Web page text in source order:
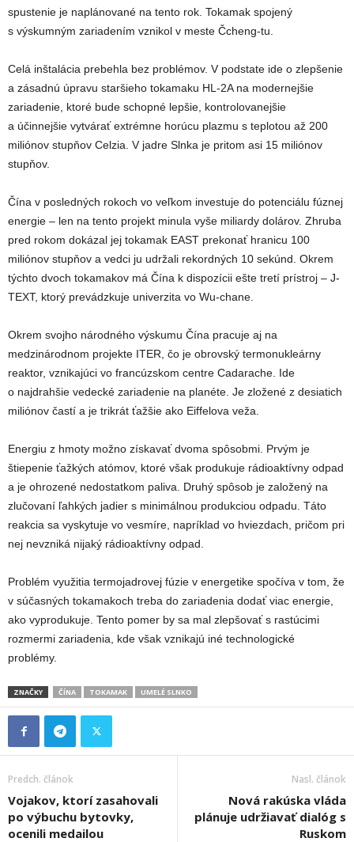
spustenie je naplánované na tento rok. Tokamak spojený
s výskumným zariadením vznikol v meste Čcheng-tu.
Celá inštalácia prebehla bez problémov. V podstate ide o zlepšenie
a zásadnú úpravu staršieho tokamaku HL-2A na modernejšie
zariadenie, ktoré bude schopné lepšie, kontrolovanejšie
a účinnejšie vytvárať extrémne horúcu plazmu s teplotou až 200
miliónov stupňov Celzia. V jadre Slnka je pritom asi 15 miliónov
stupňov.
Čína v posledných rokoch vo veľkom investuje do potenciálu fúznej
energie – len na tento projekt minula vyše miliardy dolárov. Zhruba
pred rokom dokázal jej tokamak EAST prekonať hranicu 100
miliónov stupňov a vedci ju udržali rekordných 10 sekúnd. Okrem
týchto dvoch tokamakov má Čína k dispozícii ešte tretí prístroj – J-
TEXT, ktorý prevádzkuje univerzita vo Wu-chane.
Okrem svojho národného výskumu Čína pracuje aj na
medzinárodnom projekte ITER, čo je obrovský termonukleárny
reaktor, vznikajúci vo francúzskom centre Cadarache. Ide
o najdrahšie vedecké zariadenie na planéte. Je zložené z desiatich
miliónov častí a je trikrát ťažšie ako Eiffelova veža.
Energiu z hmoty možno získavať dvoma spôsobmi. Prvým je
štiepenie ťažkých atómov, ktoré však produkuje rádioaktívny odpad
a je ohrozené nedostatkom paliva. Druhý spôsob je založený na
zlučovaní ľahkých jadier s minimálnou produkciou odpadu. Táto
reakcia sa vyskytuje vo vesmíre, napríklad vo hviezdach, pričom pri
nej nevzniká nijaký rádioaktívny odpad.
Problém využitia termojadrovej fúzie v energetike spočíva v tom, že
v súčasných tokamakoch treba do zariadenia dodať viac energie,
ako vyprodukuje. Tento pomer by sa mal zlepšovať s rastúcimi
rozmermi zariadenia, kde však vznikajú iné technologické
problémy.
ZNAČKY ČÍNA TOKAMAK UMELÉ SLNKO
Predch. článok
Vojakov, ktorí zasahovali
po výbuchu bytovky,
ocenili medailou
Nasl. článok
Nová rakúska vláda
plánuje udržiavať dialóg s
Ruskom